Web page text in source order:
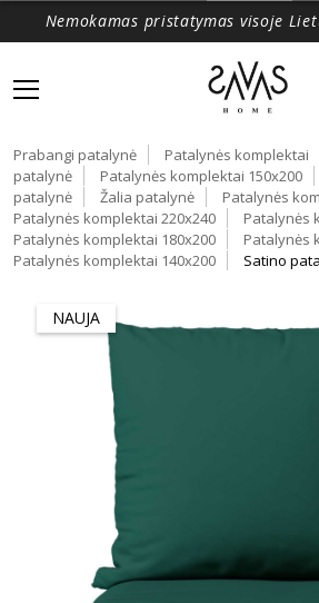
Nemokamas pristatymas visoje
Prabangi patalynė Patalynės komplektai
patalynė
Patalynės komplektai 150x200
patalynė
Žalia patalynė
Patalynės
Patalynės komplektai 220x240
Patalynės
Patalynės komplektai 180x200
Patalynės
Patalynės komplektai 140x200
Satino
NAUJA